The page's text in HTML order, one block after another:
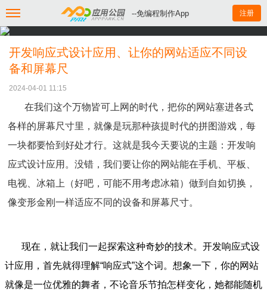
--免编程制作App 注册
开发响应式设计应用、让你的网站适应不同设
备和屏幕尺
2024-04-01 11:15
在我们这个万物皆可上网的时代，把你的网站塞进各式
各样的屏幕尺寸里，就像是玩那种孩提时代的拼图游戏，每
一块都要恰到好处才行。这就是我今天要说的主题：开发响
应式设计应用。没错，我们要让你的网站能在手机、平板、
电视、冰箱上（好吧，可能不用考虑冰箱）做到自如切换，
像变形金刚一样适应不同的设备和屏幕尺寸。
现在，就让我们一起探索这种奇妙的技术。开发响应式设
计应用，首先就得理解“响应式”这个词。想象一下，你的网站
就像是一位优雅的舞者，不论音乐节拍怎样变化，她都能随机